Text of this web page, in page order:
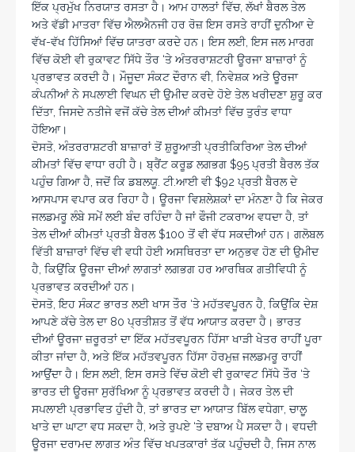
ਇੱਕ ਪ੍ਰਮੁੱਖ ਨਿਰਯਾਤ ਰਸਤਾ ਹੈ। ਆਮ ਹਾਲਤਾਂ ਵਿੱਚ, ਲੱਖਾਂ ਬੈਰਲ ਤੇਲ
ਅਤੇ ਵੱਡੀ ਮਾਤਰਾ ਵਿੱਚ ਐਲਐਨਜੀ ਹਰ ਰੋਜ਼ ਇਸ ਰਸਤੇ ਰਾਹੀਂ ਦੁਨੀਆ ਦੇ
ਵੱਖ-ਵੱਖ ਹਿੱਸਿਆਂ ਵਿੱਚ ਯਾਤਰਾ ਕਰਦੇ ਹਨ। ਇਸ ਲਈ, ਇਸ ਜਲ ਮਾਰਗ
ਵਿੱਚ ਕੋਈ ਵੀ ਰੁਕਾਵਟ ਸਿੱਧੇ ਤੌਰ ‘ਤੇ ਅੰਤਰਰਾਸ਼ਟਰੀ ਊਰਜਾ ਬਾਜ਼ਾਰਾਂ ਨੂੰ
ਪ੍ਰਭਾਵਤ ਕਰਦੀ ਹੈ। ਮੌਜੂਦਾ ਸੰਕਟ ਦੌਰਾਨ ਵੀ, ਨਿਵੇਸ਼ਕ ਅਤੇ ਊਰਜਾ
ਕੰਪਨੀਆਂ ਨੇ ਸਪਲਾਈ ਵਿਘਨ ਦੀ ਉਮੀਦ ਕਰਦੇ ਹੋਏ ਤੇਲ ਖਰੀਦਣਾ ਸ਼ੁਰੂ ਕਰ
ਦਿੱਤਾ, ਜਿਸਦੇ ਨਤੀਜੇ ਵਜੋਂ ਕੱਚੇ ਤੇਲ ਦੀਆਂ ਕੀਮਤਾਂ ਵਿੱਚ ਤੁਰੰਤ ਵਾਧਾ
ਹੋਇਆ।
ਦੋਸਤੋ, ਅੰਤਰਰਾਸ਼ਟਰੀ ਬਾਜ਼ਾਰਾਂ ਤੋਂ ਸ਼ੁਰੂਆਤੀ ਪ੍ਰਤੀਕਿਰਿਆ ਤੇਲ ਦੀਆਂ
ਕੀਮਤਾਂ ਵਿੱਚ ਵਾਧਾ ਰਹੀ ਹੈ। ਬ੍ਰੈਂਟ ਕਰੂਡ ਲਗਭਗ $95 ਪ੍ਰਤੀ ਬੈਰਲ ਤੱਕ
ਪਹੁੰਚ ਗਿਆ ਹੈ, ਜਦੋਂ ਕਿ ਡਬਲਯੂ. ਟੀ.ਆਈ ਵੀ $92 ਪ੍ਰਤੀ ਬੈਰਲ ਦੇ
ਆਸਪਾਸ ਵਪਾਰ ਕਰ ਰਿਹਾ ਹੈ। ਊਰਜਾ ਵਿਸ਼ਲੇਸ਼ਕਾਂ ਦਾ ਮੰਨਣਾ ਹੈ ਕਿ ਜੇਕਰ
ਜਲਡਮਰੂ ਲੰਬੇ ਸਮੇਂ ਲਈ ਬੰਦ ਰਹਿੰਦਾ ਹੈ ਜਾਂ ਫੌਜੀ ਟਕਰਾਅ ਵਧਦਾ ਹੈ, ਤਾਂ
ਤੇਲ ਦੀਆਂ ਕੀਮਤਾਂ ਪ੍ਰਤੀ ਬੈਰਲ $100 ਤੋਂ ਵੀ ਵੱਧ ਸਕਦੀਆਂ ਹਨ। ਗਲੋਬਲ
ਵਿੱਤੀ ਬਾਜ਼ਾਰਾਂ ਵਿੱਚ ਵੀ ਵਧੀ ਹੋਈ ਅਸਥਿਰਤਾ ਦਾ ਅਨੁਭਵ ਹੋਣ ਦੀ ਉਮੀਦ
ਹੈ, ਕਿਉਂਕਿ ਊਰਜਾ ਦੀਆਂ ਲਾਗਤਾਂ ਲਗਭਗ ਹਰ ਆਰਥਿਕ ਗਤੀਵਿਧੀ ਨੂੰ
ਪ੍ਰਭਾਵਤ ਕਰਦੀਆਂ ਹਨ।
ਦੋਸਤੋ, ਇਹ ਸੰਕਟ ਭਾਰਤ ਲਈ ਖਾਸ ਤੌਰ ‘ਤੇ ਮਹੱਤਵਪੂਰਨ ਹੈ, ਕਿਉਂਕਿ ਦੇਸ਼
ਆਪਣੇ ਕੱਚੇ ਤੇਲ ਦਾ 80 ਪ੍ਰਤੀਸ਼ਤ ਤੋਂ ਵੱਧ ਆਯਾਤ ਕਰਦਾ ਹੈ। ਭਾਰਤ
ਦੀਆਂ ਊਰਜਾ ਜ਼ਰੂਰਤਾਂ ਦਾ ਇੱਕ ਮਹੱਤਵਪੂਰਨ ਹਿੱਸਾ ਖਾੜੀ ਖੇਤਰ ਰਾਹੀਂ ਪੂਰਾ
ਕੀਤਾ ਜਾਂਦਾ ਹੈ, ਅਤੇ ਇੱਕ ਮਹੱਤਵਪੂਰਨ ਹਿੱਸਾ ਹੋਰਮੁਜ਼ ਜਲਡਮਰੂ ਰਾਹੀਂ
ਆਉਂਦਾ ਹੈ। ਇਸ ਲਈ, ਇਸ ਰਸਤੇ ਵਿੱਚ ਕੋਈ ਵੀ ਰੁਕਾਵਟ ਸਿੱਧੇ ਤੌਰ ‘ਤੇ
ਭਾਰਤ ਦੀ ਊਰਜਾ ਸੁਰੱਖਿਆ ਨੂੰ ਪ੍ਰਭਾਵਤ ਕਰਦੀ ਹੈ। ਜੇਕਰ ਤੇਲ ਦੀ
ਸਪਲਾਈ ਪ੍ਰਭਾਵਿਤ ਹੁੰਦੀ ਹੈ, ਤਾਂ ਭਾਰਤ ਦਾ ਆਯਾਤ ਬਿੱਲ ਵਧੇਗਾ, ਚਾਲੂ
ਖਾਤੇ ਦਾ ਘਾਟਾ ਵਧ ਸਕਦਾ ਹੈ, ਅਤੇ ਰੁਪਏ ‘ਤੇ ਦਬਾਅ ਪੈ ਸਕਦਾ ਹੈ। ਵਧਦੀ
ਊਰਜਾ ਦਰਾਮਦ ਲਾਗਤ ਅੰਤ ਵਿੱਚ ਖਪਤਕਾਰਾਂ ਤੱਕ ਪਹੁੰਚਦੀ ਹੈ, ਜਿਸ ਨਾਲ